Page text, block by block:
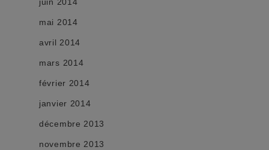
juin 2014
mai 2014
avril 2014
mars 2014
février 2014
janvier 2014
décembre 2013
novembre 2013